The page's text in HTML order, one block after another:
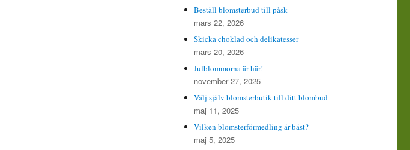
Beställ blomsterbud till påsk
mars 22, 2026
Skicka choklad och delikatesser
mars 20, 2026
Julblommorna är här!
november 27, 2025
Välj själv blomsterbutik till ditt blombud
maj 11, 2025
Vilken blomsterförmedling är bäst?
maj 5, 2025